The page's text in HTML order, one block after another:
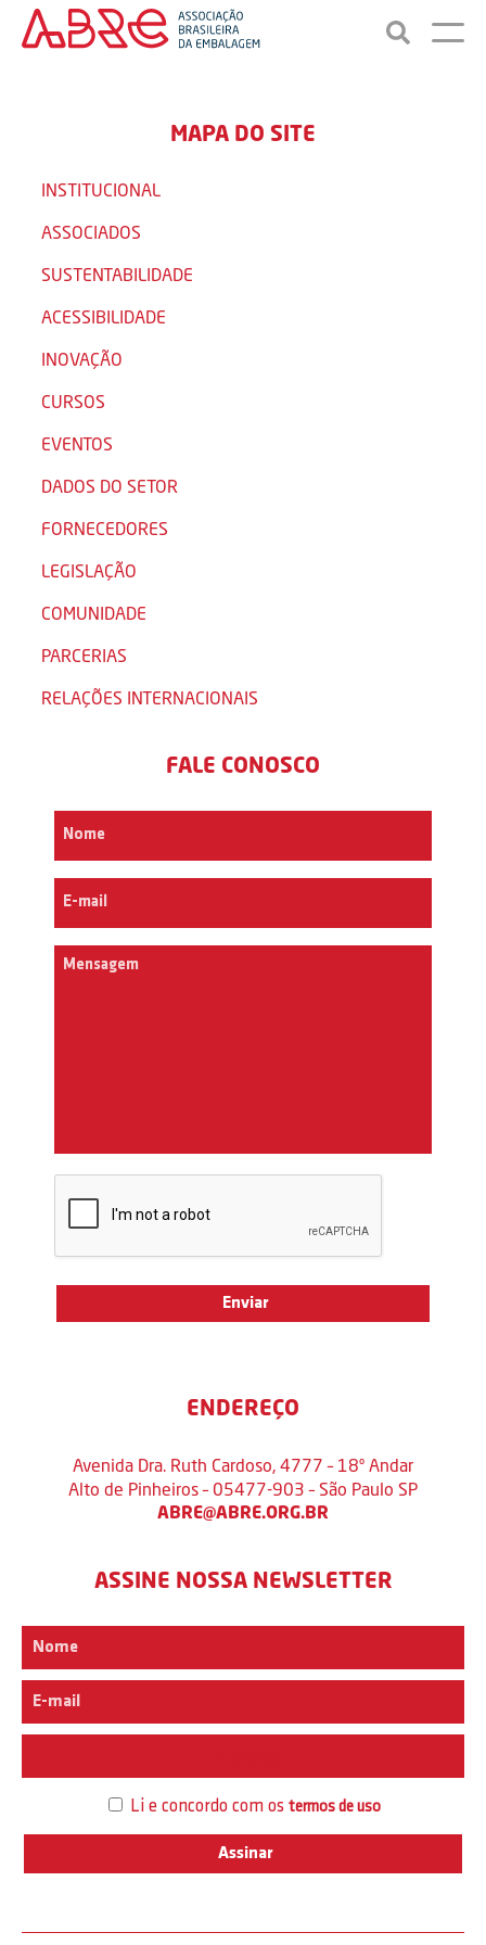
MAPA DO SITE
INSTITUCIONAL
ASSOCIADOS
SUSTENTABILIDADE
ACESSIBILIDADE
INOVAÇÃO
CURSOS
EVENTOS
DADOS DO SETOR
FORNECEDORES
LEGISLAÇÃO
COMUNIDADE
PARCERIAS
RELAÇÕES INTERNACIONAIS
FALE CONOSCO
ENDEREÇO
Avenida Dra. Ruth Cardoso, 4777 – 18º Andar
Alto de Pinheiros – 05477-903 – São Paulo SP
ABRE@ABRE.ORG.BR
ASSINE NOSSA NEWSLETTER
Li e concordo com os termos de uso